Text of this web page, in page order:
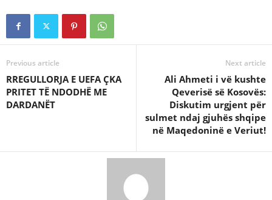
Previous article
RREGULLORJA E UEFA ÇKA
PRITET TË NDODHË ME
DARDANËT
Next article
Ali Ahmeti i vë kushte
Qeverisë së Kosovës:
Diskutim urgjent për
sulmet ndaj gjuhës shqipe
në Maqedoninë e Veriut!